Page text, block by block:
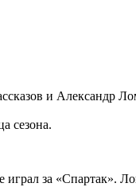
и Александр
сезона.
играл за